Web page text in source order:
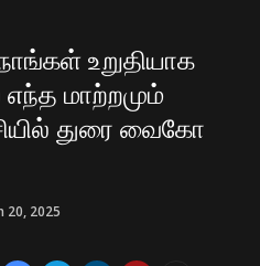
உறுதியாக
மாற்றமும்
துரை வைகோ
20, 2025